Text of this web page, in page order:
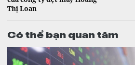
Thị Loan
Có thể bạn quan tâm